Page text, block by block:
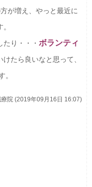
が増え、やっと最近に
たり・・・ ボランティ
たら良いなと思って、
。
院 (2019年09月16日 16:07)